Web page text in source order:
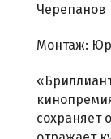
Черепанов
Монтаж:
сохраняет